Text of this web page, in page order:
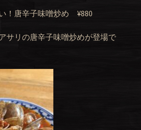
！唐辛子味噌炒め ¥880
サリの唐辛子味噌炒めが登場で